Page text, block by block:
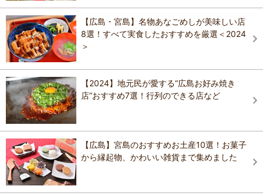
【広島・宮島】名物あなごめしが美味しい店
8選！すべて実食したおすすめを厳選＜2024
＞
【2024】地元民が愛する“広島お好み焼き
店”おすすめ7選！行列のできる店など
【広島】宮島のおすすめお土産10選！お菓子
から縁起物、かわいい雑貨まで集めました